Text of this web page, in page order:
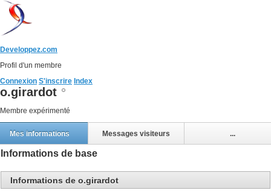
Developpez.com
Profil d'un membre
Connexion S'inscrire Index
o.girardot
Membre expérimenté
Mes informations Messages visiteurs ...
Informations de base
Informations de o.girardot